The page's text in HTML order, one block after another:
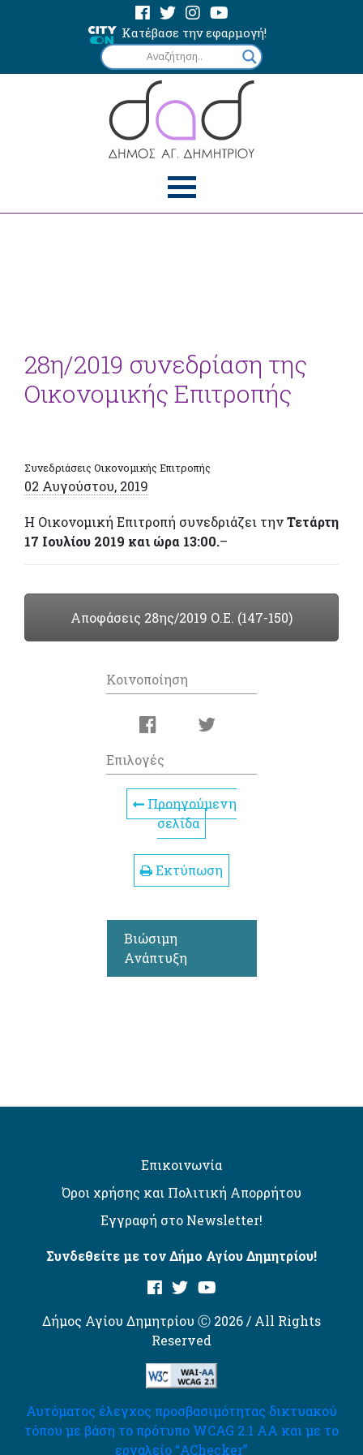
Κατέβασε την εφαρμογή!
28η/2019 συνεδρίαση της
Οικονομικής Επιτροπής
Συνεδριάσεις Οικονομικής Επιτροπής
02 Αυγούστου, 2019
Η Οικονομική Επιτροπή συνεδριάζει τηνΤετάρτη
17 Ιουλίου 2019 και ώρα 13:00.–
Αποφάσεις 28ης/2019 Ο.Ε. (147-150)
Κοινοποίηση
Επιλογές
Προηγούμενη
σελίδα
Εκτύπωση
Βιώσιμη
Ανάπτυξη
Επικοινωνία
Όροι χρήσης και Πολιτική Απορρήτου
Εγγραφή στο Newsletter!
Συνδεθείτε με τον Δήμο Αγίου Δημητρίου!
Δήμος Αγίου Δημητρίου Ⓒ 2026 / All Rights
Reserved
Αυτόματος έλεγχος προσβασιμότητας δικτυακού
τόπου με βάση το πρότυπο WCAG 2.1 AA και με το
εργαλείο “AChecker”